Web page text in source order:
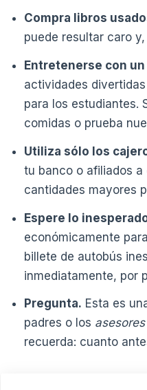
Compra libros
puede resultar caro
Entretenerse con
actividades
para los estudiantes.
comidas o prueba
Utiliza sólo los
tu banco o afiliados
cantidades mayores
Espere lo
económicamente
billete de autobús
inmediatamente, por
Pregunta. Esta es
padres o los
recuerda: cuanto